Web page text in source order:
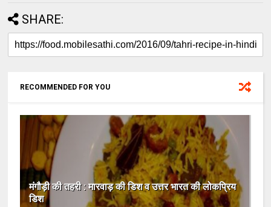
SHARE:
RECOMMENDED FOR YOU
मंगौड़ी की तहरी : मारवाड़ की डिश व उत्तर भारत की लोकप्रिय
डिश